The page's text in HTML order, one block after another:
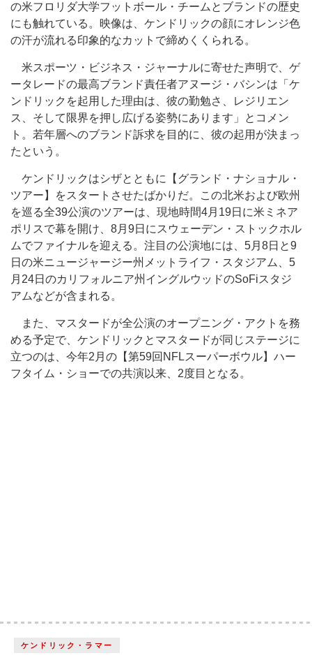
の米フロリダ大学フットボール・チームとブランドの歴史
にも触れている。映像は、 ケンドリックの顔にオレンジ色
の汗が流れる印象的なカットで締めくくられる。
米スポーツ・ビジネス・ジャーナルに寄せた声明で、ゲ
ータレードの最高ブランド責任者アヌージ・バシンは「ケ
ンドリックを起用した理由は、彼の勤勉さ、レジリエン
ス、そして限界を押し広げる姿勢にあります」とコメン
ト。若年層へのブランド訴求を目的に、彼の起用が決まっ
たという。
ケンドリックはシザとともに【グランド・ナショナル・
ツアー】をスタートさせたばかりだ。この北米および欧州
を巡る全39公演のツアーは、現地時間4月19日に米ミネア
ポリスで幕を開け、8月9日にスウェーデン・ストックホル
ムでファイナルを迎える。注目の公演地には、5月8日と9
日の米ニュージャージー州メットライフ・スタジアム、5
月24日のカリフォルニア州イングルウッドのSoFiスタジ
アムなどが含まれる。
また、マスタードが全公演のオープニング・アクトを務
める予定で、ケンドリックとマスタードが同じステージに
立つのは、今年2月の【第59回NFLスーパーボウル】ハー
フタイム・ショーでの共演以来、2度目となる。
ケンドリック・ラマー